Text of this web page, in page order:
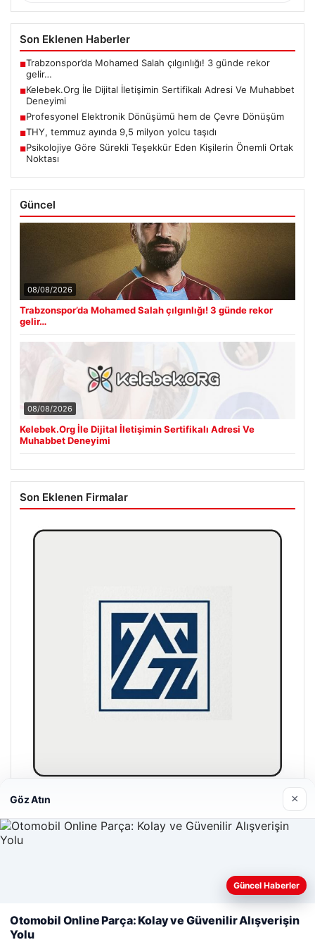
Son Eklenen Haberler
■Trabzonspor’da Mohamed Salah çılgınlığı! 3 günde rekor
gelir…
■Kelebek.Org İle Dijital İletişimin Sertifikalı Adresi Ve Muhabbet
Deneyimi
■Profesyonel Elektronik Dönüşümü hem de Çevre Dönüşüm
■THY, temmuz ayında 9,5 milyon yolcu taşıdı
■Psikolojiye Göre Sürekli Teşekkür Eden Kişilerin Önemli Ortak
Noktası
Güncel
08/08/2026
Trabzonspor’da Mohamed Salah çılgınlığı! 3 günde rekor
gelir…
08/08/2026
Kelebek.Org İle Dijital İletişimin Sertifikalı Adresi Ve
Muhabbet Deneyimi
Son Eklenen Firmalar
Girne Night Club
01/05/2026
© 2026 Beslenme – Güncel Sağlık Haberleri
Web sitemizi nasıl kullandığınızı daha iyi anlayabilmek,
kullanıyoruz.Çerez Politikamız
Göz Atın ×
Güncel Haberler
Otomobil Online Parça: Kolay ve Güvenilir Alışverişin
Yolu